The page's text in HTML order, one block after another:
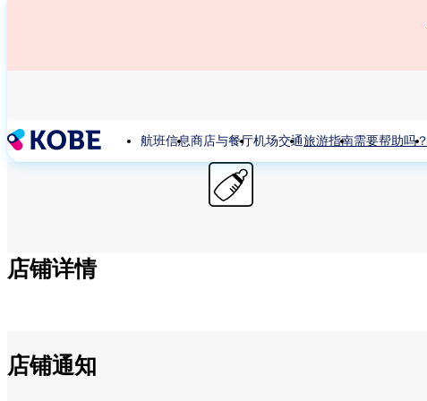
主
容
航班信息商店与餐厅机场交通旅游指南需要帮助吗？
店铺详情
店铺通知